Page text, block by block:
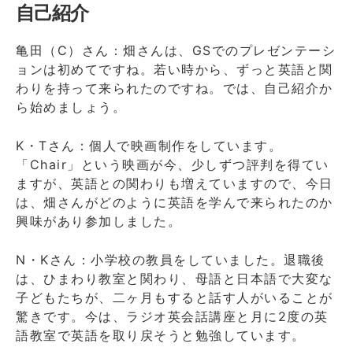
自己紹介
亀田（C）さん：畑さんは、GSでのプレゼンテーシ
ョンは初めてですね。若い時から、ずっと英語と関
わりを持って来られたのですね。では、自己紹介か
ら始めましょう。
K・Tさん：個人で映画制作をしています。
「Chair」という映画が今、少しずつ評判を得てい
ますが、英語との関わりも増えていますので、今日
は、畑さんがどのように英語を学んで来られたのか
興味があり参加しました。
N・Kさん：小学校の教員をしていました。退職後
は、ひまわり教室と関わり、母語と日本語で大変な
子どもたちが、二ヶ月もすると話す人がいることが
驚きです。今は、ラジオ英会話講座と月に2度の英
語教室で英語を取り戻そうと勉強しています。